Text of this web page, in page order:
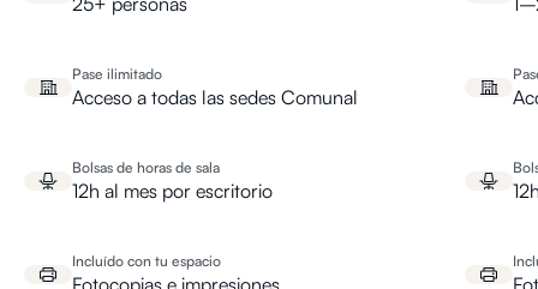
Pase ilimitado
Acceso a todas las sedes Comunal
Bolsas de horas de sala
12h al mes por escritorio
Incluído con tu espacio